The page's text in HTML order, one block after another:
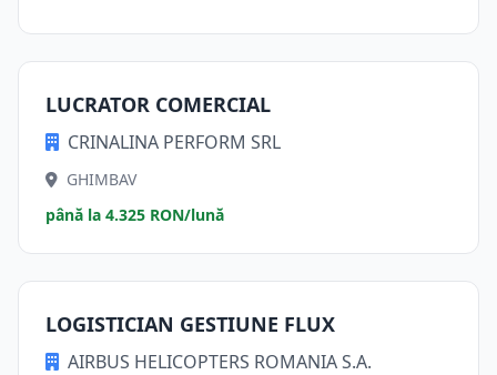
LUCRATOR COMERCIAL
CRINALINA PERFORM SRL
GHIMBAV
până la 4.325 RON/lună
LOGISTICIAN GESTIUNE FLUX
AIRBUS HELICOPTERS ROMANIA S.A.